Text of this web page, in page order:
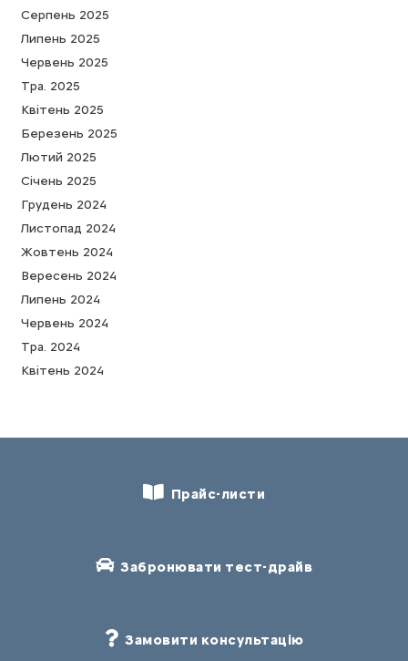
Серпень 2025
Липень 2025
Червень 2025
Тра. 2025
Квітень 2025
Березень 2025
Лютий 2025
Cічень 2025
Грудень 2024
Листопад 2024
Жовтень 2024
Вересень 2024
Липень 2024
Червень 2024
Тра. 2024
Квітень 2024
Прайс-листи
Забронювати тест-драйв
Замовити консультацію